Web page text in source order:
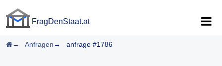
FragDenStaat.at
Startseite
Anfragen anfrage #1786